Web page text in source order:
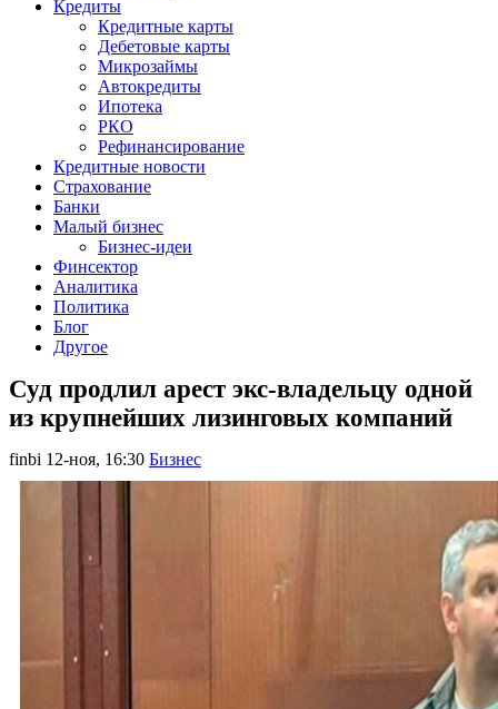
Кредиты
Кредитные карты
Дебетовые карты
Микрозаймы
Автокредиты
Ипотека
РКО
Рефинансирование
Кредитные новости
Страхование
Банки
Малый бизнес
Бизнес-идеи
Финсектор
Аналитика
Политика
Блог
Другое
Суд продлил арест экс-владельцу одной
из крупнейших лизинговых компаний
finbi 12-ноя, 16:30 Бизнес